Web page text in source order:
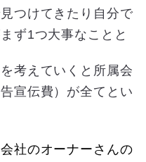
つけてきたり自分で
ず1つ大事なことと
考えていくと所属会
宣伝費）が全てとい
社のオーナーさんの